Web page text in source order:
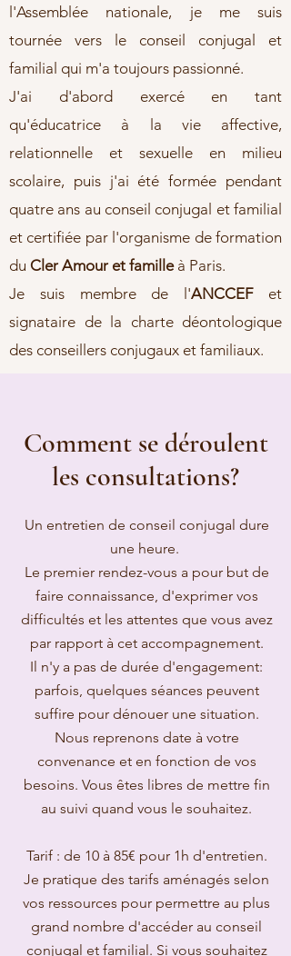
l'Assemblée nationale, je me suis
tournée vers le conseil conjugal et
familial qui m'a toujours passionné.
J'ai d'abord exercé en tant
qu'éducatrice à la vie affective,
relationnelle et sexuelle en milieu
scolaire, puis j'ai été formée pendant
quatre ans au conseil conjugal et familial
et certifiée par l'organisme de formation
du Cler Amour et famille à Paris.
Je suis membre de l'ANCCEFet
signataire de la charte déontologique
des conseillers conjugaux et familiaux.
Comment se déroulent
les consultations?
Un entretien de conseil conjugal dure
une heure.
Le premier rendez-vous a pour but de
faire connaissance, d'exprimer vos
difficultés et les attentes que vous avez
par rapport à cet accompagnement.
Il n'y a pas de durée d'engagement:
parfois, quelques séances peuvent
suffire pour dénouer une situation.
Nous reprenons date à votre
convenance et en fonction de vos
besoins. Vous êtes libres de mettre fin
au suivi quand vous le souhaitez.
Tarif : de 10 à 85€ pour 1h d'entretien.
Je pratique des tarifs aménagés selon
vos ressources pour permettre au plus
grand nombre d'accéder au conseil
conjugal et familial. Si vous souhaitez